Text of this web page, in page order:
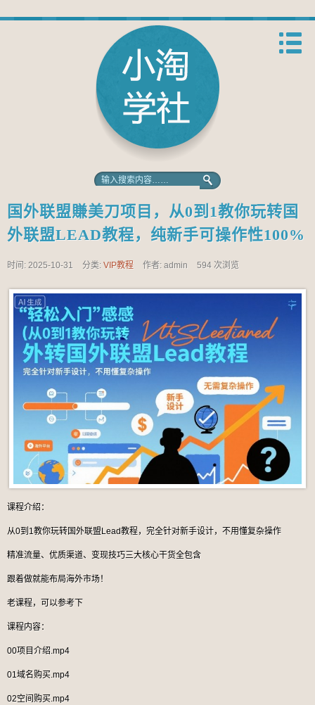
国外联盟賺美刀项目，从0到1教你玩转国
外联盟LEAD教程，纯新手可操作性100%
时间: 2025-10-31 分类: VIP教程 作者: admin 594 次浏览
课程介绍：
从0到1教你玩转国外联盟Lead教程，完全针对新手设计，不用懂复杂操作
精准流量、优质渠道、变现技巧三大核心干货全包含
跟着做就能布局海外市场！
老课程，可以参考下
课程内容：
00项目介绍.mp4
01域名购买.mp4
02空间购买.mp4